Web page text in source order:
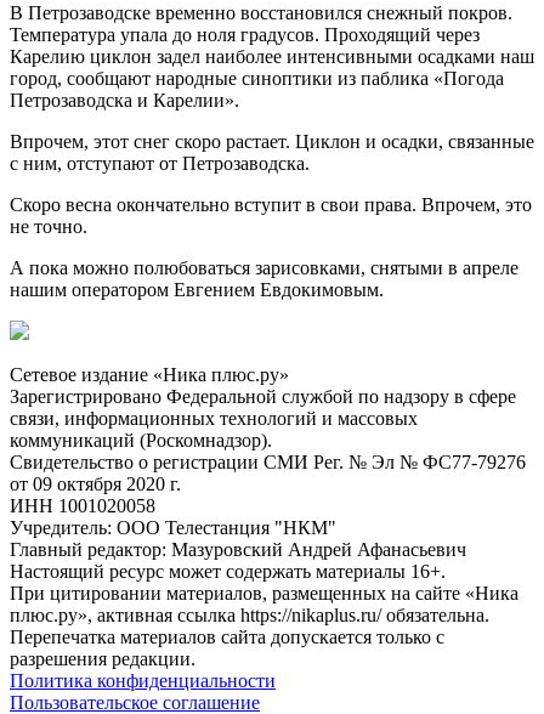
В Петрозаводске временно восстановился снежный покров.
Температура упала до ноля градусов. Проходящий через
Карелию циклон задел наиболее интенсивными осадками наш
город, сообщают народные синоптики из паблика «Погода
Петрозаводска и Карелии».
Впрочем, этот снег скоро растает. Циклон и осадки, связанные
с ним, отступают от Петрозаводска.
Скоро весна окончательно вступит в свои права. Впрочем, это
не точно.
А пока можно полюбоваться зарисовками, снятыми в апреле
нашим оператором Евгением Евдокимовым.
Сетевое издание «Ника плюс.ру»
Зарегистрировано Федеральной службой по надзору в сфере
связи, информационных технологий и массовых
коммуникаций (Роскомнадзор).
Свидетельство о регистрации СМИ Рег. № Эл № ФС77-79276
от 09 октября 2020 г.
ИНН 1001020058
Учредитель: ООО Телестанция "НКМ"
Главный редактор: Мазуровский Андрей Афанасьевич
Настоящий ресурс может содержать материалы 16+.
При цитировании материалов, размещенных на сайте «Ника
плюс.ру», активная ссылка https://nikaplus.ru/ обязательна.
Перепечатка материалов сайта допускается только с
разрешения редакции.
Политика конфиденциальности
Пользовательское соглашение